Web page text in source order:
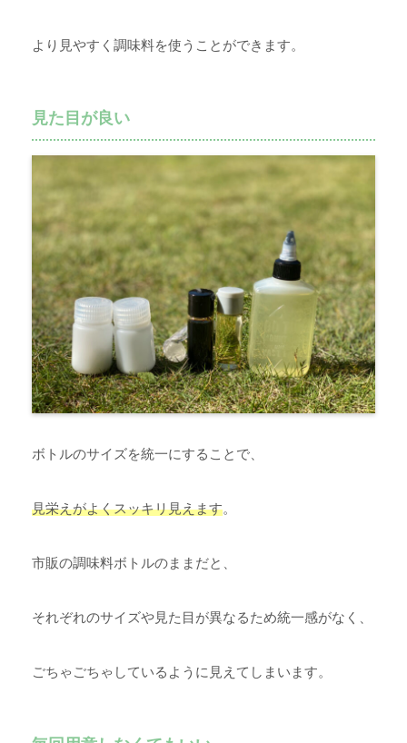
より見やすく調味料を使うことができます。
見た目が良い
ボトルのサイズを統一にすることで、
見栄えがよくスッキリ見えます。
市販の調味料ボトルのままだと、
それぞれのサイズや見た目が異なるため統一感がなく、
ごちゃごちゃしているように見えてしまいます。